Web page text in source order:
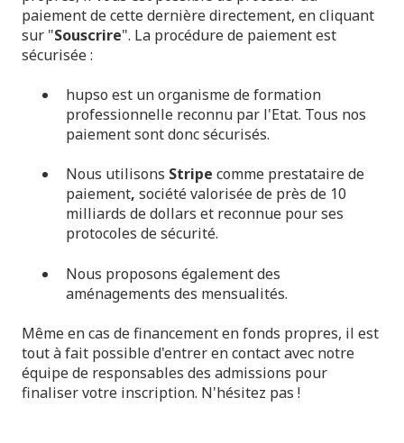
paiement de cette dernière directement, en cliquant
sur "Souscrire". La procédure de paiement est
sécurisée :
hupso est un organisme de formation
professionnelle reconnu par l'Etat. Tous nos
paiement sont donc sécurisés.
Nous utilisons Stripe comme prestataire de
paiement, société valorisée de près de 10
milliards de dollars et reconnue pour ses
protocoles de sécurité.
Nous proposons également des
aménagements des mensualités.
Même en cas de financement en fonds propres, il est
tout à fait possible d'entrer en contact avec notre
équipe de responsables des admissions pour
finaliser votre inscription. N'hésitez pas !